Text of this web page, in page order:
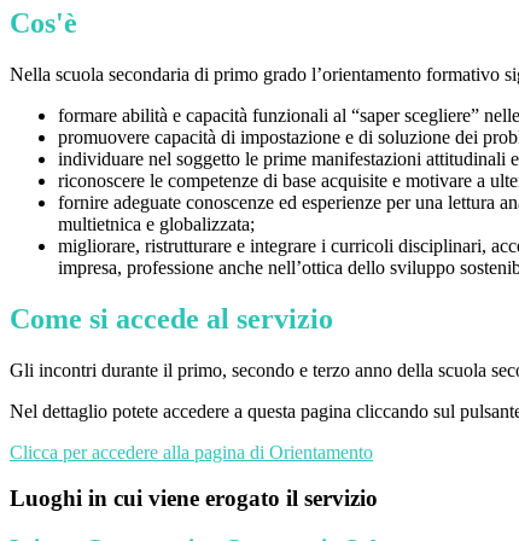
Cos'è
Nella scuola secondaria di primo grado l’orientamento formativo
formare abilità e capacità funzionali al “saper scegliere”
promuovere capacità di impostazione e di soluzione dei
individuare nel soggetto le prime manifestazioni attitudinali
riconoscere le competenze di base acquisite e motivare a
fornire adeguate conoscenze ed esperienze per una lettura
multietnica e globalizzata;
migliorare, ristrutturare e integrare i curricoli disciplinari,
impresa, professione anche nell’ottica dello sviluppo
Come si accede al servizio
Gli incontri durante il primo, secondo e terzo anno della scuola
Nel dettaglio potete accedere a questa pagina cliccando sul
Clicca per accedere alla pagina di Orientamento
Luoghi in cui viene erogato il servizio